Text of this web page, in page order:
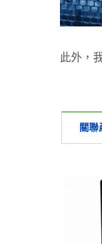
此外，
關聯